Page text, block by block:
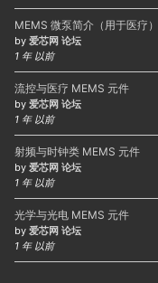
MEMS 微泵简介（用于医疗）
by 爱芯网 论坛
1 年 以前
流控与医疗 MEMS 元件
by 爱芯网 论坛
1 年 以前
射频与时钟类 MEMS 元件
by 爱芯网 论坛
1 年 以前
光学与光电 MEMS 元件
by 爱芯网 论坛
1 年 以前